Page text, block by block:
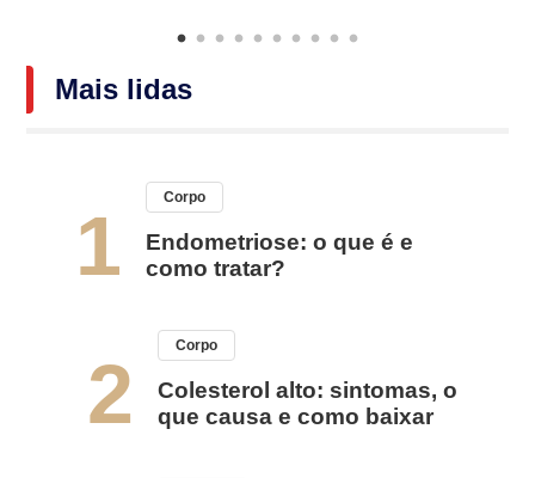
Mais lidas
1
Corpo
Endometriose: o que é e
como tratar?
2
Corpo
Colesterol alto: sintomas, o
que causa e como baixar